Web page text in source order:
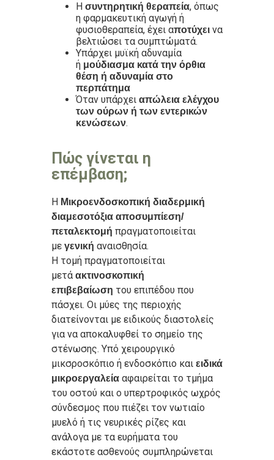
Η συντηρητική θεραπεία, όπως
η φαρμακευτική αγωγή ή
φυσιοθεραπεία, έχει αποτύχει να
βελτιώσει τα συμπτώματά.
Υπάρχει μυϊκή αδυναμία
ή μούδιασμα κατά την όρθια
θέση ή αδυναμία στο
περπάτημα
Όταν υπάρχει απώλεια ελέγχου
των ούρων ή των εντερικών
κενώσεων.
Πώς γίνεται η
επέμβαση;
Η Μικροενδοσκοπική διαδερμική
διαμεσοτόξια αποσυμπίεση/
πεταλεκτομή πραγματοποιείται
με γενική αναισθησία.
Η τομή πραγματοποιείται
μετά ακτινοσκοπική
επιβεβαίωση του επιπέδου που
πάσχει. Οι μύες της περιοχής
διατείνονται με ειδικούς διαστολείς
για να αποκαλυφθεί το σημείο της
στένωσης. Υπό χειρουργικό
μικσροσκόπιο ή ενδοσκόπιο και ειδικά
μικροεργαλεία αφαιρείται το τμήμα
του οστού και ο υπερτροφικός ωχρός
σύνδεσμος που πιέζει τον νωτιαίο
μυελό ή τις νευρικές ρίζες και
ανάλογα με τα ευρήματα του
εκάστοτε ασθενούς συμπληρώνεται